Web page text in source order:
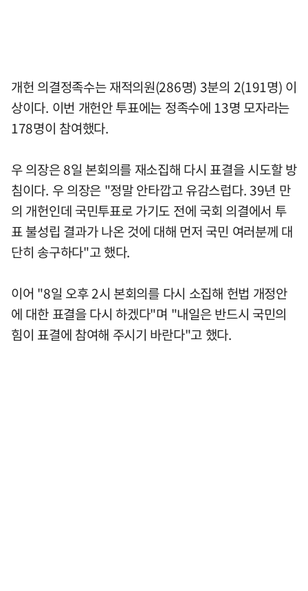
개헌 의결정족수는 재적의원(286명) 3분의 2(191명) 이
상이다. 이번 개헌안 투표에는 정족수에 13명 모자라는
178명이 참여했다.
우 의장은 8일 본회의를 재소집해 다시 표결을 시도할 방
침이다. 우 의장은 "정말 안타깝고 유감스럽다. 39년 만
의 개헌인데 국민투표로 가기도 전에 국회 의결에서 투
표 불성립 결과가 나온 것에 대해 먼저 국민 여러분께 대
단히 송구하다"고 했다.
이어 "8일 오후 2시 본회의를 다시 소집해 헌법 개정안
에 대한 표결을 다시 하겠다"며 "내일은 반드시 국민의
힘이 표결에 참여해 주시기 바란다"고 했다.